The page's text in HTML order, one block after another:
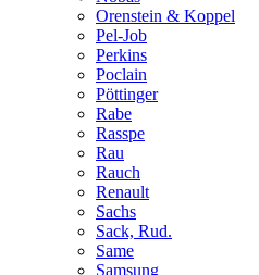
Orenstein & Koppel
Pel-Job
Perkins
Poclain
Pöttinger
Rabe
Rasspe
Rau
Rauch
Renault
Sachs
Sack, Rud.
Same
Samsung